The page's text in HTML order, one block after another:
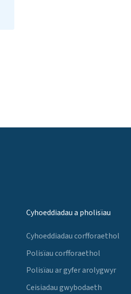
Cyhoeddiadau a pholisïau
Cyhoeddiadau corfforaethol
Polisïau corfforaethol
Polisïau ar gyfer arolygwyr
Ceisiadau gwybodaeth